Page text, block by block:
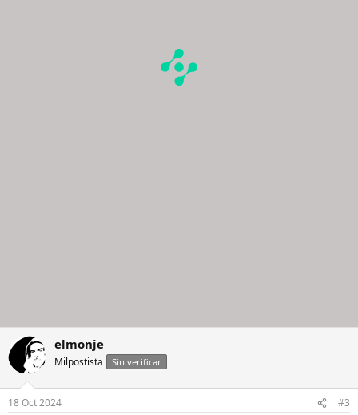
elmonje
Milpostista Sin verificar
18 Oct 2024 #3